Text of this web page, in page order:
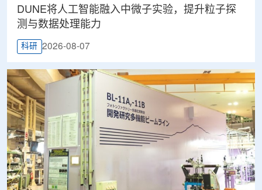
DUNE将人工智能融入中微子实验，提升粒子探
测与数据处理能力
科研 2026-08-07